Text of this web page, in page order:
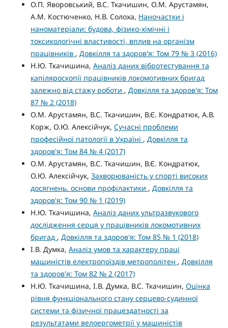
О.П. Яворовський, В.С. Ткачишин, О.М. Арустамян,
А.М. Костюченко, Н.В. Солоха, Наночастки і
наноматеріали: будова, фізико-хімічні і
токсикологічні властивості, вплив на організм
працівників , Довкілля та здоров'я: Том 79 № 3 (2016)
Н.Ю. Ткачишина, Аналіз даних вібротестування та
капіляроскопії працівників локомотивних бригад
залежно від стажу роботи , Довкілля та здоров'я: Том
87 № 2 (2018)
О.М. Арустамян, В.С. Ткачишин, В.Є. Кондратюк, А.В.
Корж, О.Ю. Алексійчук, Сучасні проблеми
професійної патології в Україні , Довкілля та
здоров'я: Том 84 № 4 (2017)
О.М. Арустамян, В.С. Ткачишин, В.Є. Кондратюк,
О.Ю. Алексійчук, Захворюваність у спорті високих
досягнень. основи профілактики , Довкілля та
здоров'я: Том 90 № 1 (2019)
Н.Ю. Ткачишина, Аналіз даних ультразвукового
дослідження серця у працівників локомотивних
бригад , Довкілля та здоров'я: Том 85 № 1 (2018)
І.В. Думка, Аналіз умов та характеру праці
машиністів електропоїздів метрополітен , Довкілля
та здоров'я: Том 82 № 2 (2017)
Н.Ю. Ткачишина, І.В. Думка, В.С. Ткачишин, Оцінка
рівня функціонального стану серцево-судинної
системи та фізичної працездатності за
результатами велоергометрії у машиністів